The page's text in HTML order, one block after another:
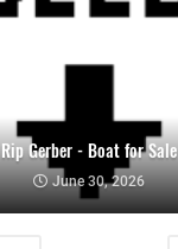
Rip Gerber - Boat for Sale
June 30, 2026